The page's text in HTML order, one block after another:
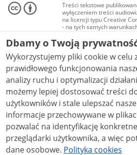
Treści tekstowe
wyłączeniem treści
na licencji typu Creative
- na tych samych
Materiały audiowizualne,
audio i wideo, są
Creative Commons:
niekomercyjne - bez
NC-ND 4.0), o ile nie jest to
Dbamy o Twoją
Wykorzystujemy pliki cookie w celu
prawidłowego funkcjonowania
analizy ruchu i optymalizacji działania
możemy lepiej dostosować treści
użytkowników i stale ulepszać nasze usługi.
informacje przechowywane w
pozwalać na identyfikację
przeglądarki użytkownika, a więc
dane osobowe. Polityka cookies